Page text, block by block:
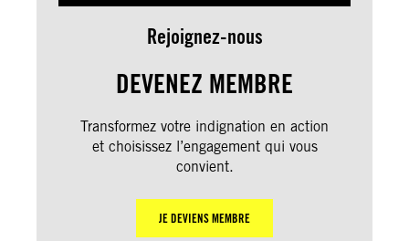
Rejoignez-nous
DEVENEZ MEMBRE
Transformez votre indignation en action
et choisissez l’engagement qui vous
convient.
JE DEVIENS MEMBRE